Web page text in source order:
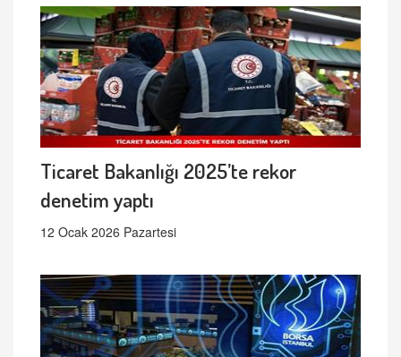
Ticaret Bakanlığı 2025’te rekor
denetim yaptı
12 Ocak 2026 Pazartesi